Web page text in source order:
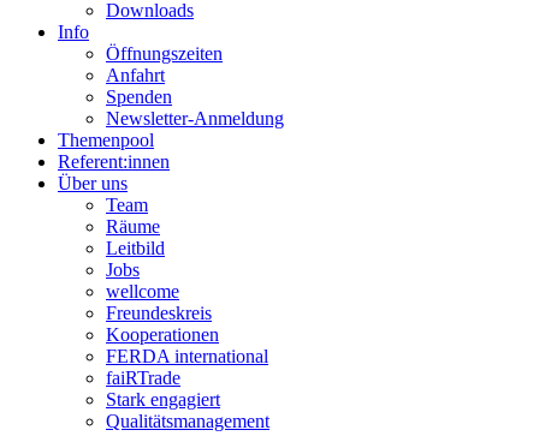
Downloads
Info
Öffnungszeiten
Anfahrt
Spenden
Newsletter-Anmeldung
Themenpool
Referent:innen
Über uns
Team
Räume
Leitbild
Jobs
wellcome
Freundeskreis
Kooperationen
FERDA international
faiRTrade
Stark engagiert
Qualitätsmanagement